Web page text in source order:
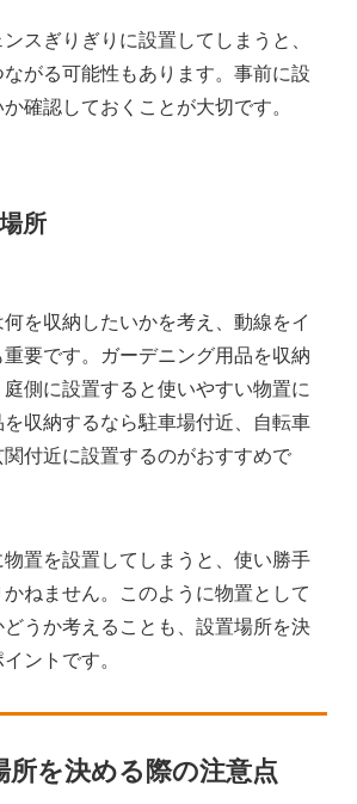
スぎりぎりに設置してしまうと、
がる可能性もあります。事前に設
確認しておくことが大切です。
所
を収納したいかを考え、動線をイ
要です。ガーデニング用品を収納
側に設置すると使いやすい物置に
収納するなら駐車場付近、自転車
付近に設置するのがおすすめで
置を設置してしまうと、使い勝手
ねません。このように物置として
うか考えることも、設置場所を決
ントです。
所を決める際の注意点